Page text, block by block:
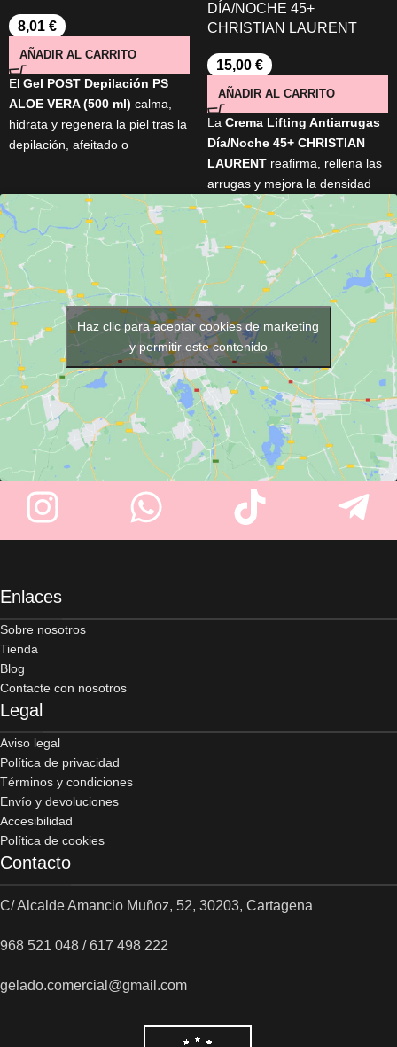
8,01 €
AÑADIR AL CARRITO
El Gel POST Depilación PS
ALOE VERA (500 ml) calma,
hidrata y regenera la piel tras la
depilación, afeitado o
aceite de argán
irritaciones, refresca al instante
y protege contra el
envejecimiento prematuro.
DÍA/NOCHE 45+
CHRISTIAN LAURENT
15,00 €
AÑADIR AL CARRITO
La Crema Lifting Antiarrugas
Día/Noche 45+ CHRISTIAN
LAURENT reafirma, rellena las
arrugas y mejora la densidad
de la piel gracias a su fórmula
con
pro-retinol rosa negra,
oro de 24 quilates
Matrixyl®
3000y
Tecnología
Dermofusión 4D. Ideal para
pieles maduras a partir de los
45 años.
Beneficios principales:
Tratamiento antiedad de acción
intensiva.
Reafirma el óvalo facial y
mejora la densidad de la piel.
Atenúa las arrugas profundas.
Aporta una nutrición intensa y
ayuda a recuperar la
elasticidad.
Deja la piel más tersa, firme y
Haz clic para aceptar cookies de marketing
y permitir este contenido
Enlaces
Sobre nosotros
Tienda
Blog
Contacte con nosotros
Legal
Aviso legal
Política de privacidad
Términos y condiciones
Envío y devoluciones
Accesibilidad
Política de cookies
Contacto
C/ Alcalde Amancio Muñoz, 52, 30203, Cartagena
968 521 048 / 617 498 222
gelado.comercial@gmail.com